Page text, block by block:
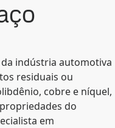
indústria automotiva
residuais ou
cobre e níquel,
do
em